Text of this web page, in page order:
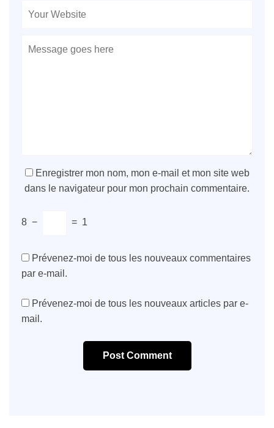
Enregistrer mon nom, mon e-mail et mon site web
dans le navigateur pour mon prochain commentaire.
8 − = 1
Prévenez-moi de tous les nouveaux commentaires
par e-mail.
Prévenez-moi de tous les nouveaux articles par e-
mail.
Post Comment